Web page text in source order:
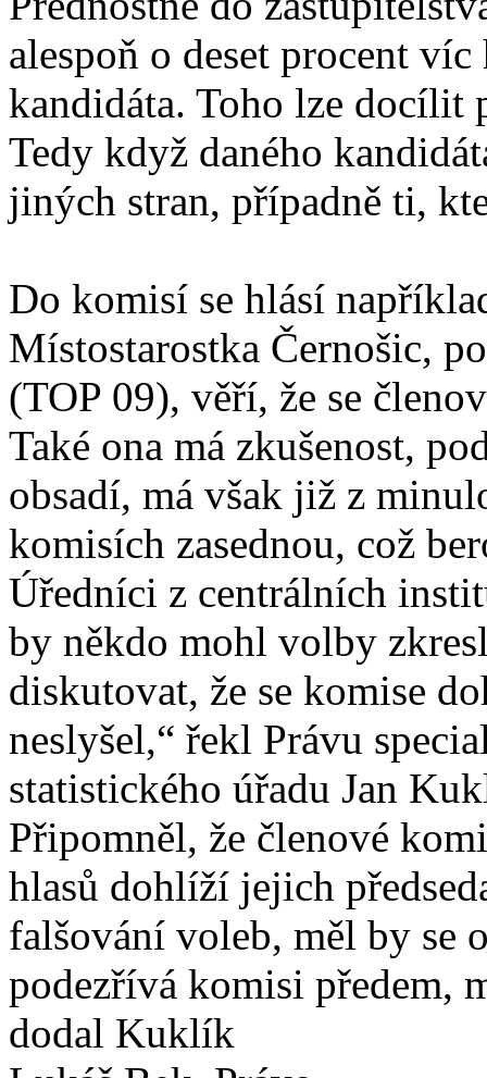
alespoň o deset procent
kandidáta. Toho lze docílit
Tedy když daného
jiných stran, případně ti,
Do komisí se hlásí
Místostarostka Černošic,
(TOP 09), věří, že se
Také ona má zkušenost,
obsadí, má však již z
komisích zasednou, což
Úředníci z centrálních
by někdo mohl volby
diskutovat, že se komise
neslyšel,“ řekl Právu
statistického úřadu Jan
Připomněl, že členové
hlasů dohlíží jejich
falšování voleb, měl by se
podezřívá komisi předem,
dodal Kuklík